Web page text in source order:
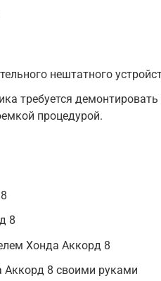
нештатного
требуется
процедурой.
8
Хонда Аккорд 8
Аккорд 8 своими руками